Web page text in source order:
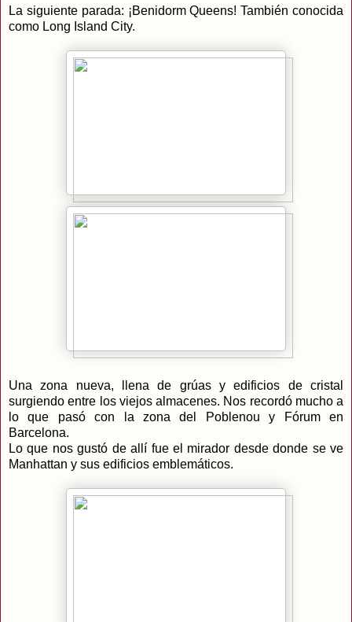
La siguiente parada: ¡Benidorm Queens! También conocida
como Long Island City.
Una zona nueva, llena de grúas y edificios de cristal
surgiendo entre los viejos almacenes. Nos recordó mucho a
lo que pasó con la zona del Poblenou y Fórum en
Barcelona.
Lo que nos gustó de allí fue el mirador desde donde se ve
Manhattan y sus edificios emblemáticos.